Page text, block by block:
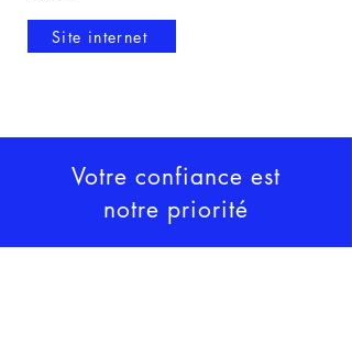
Site internet
Votre confiance est
notre priorité